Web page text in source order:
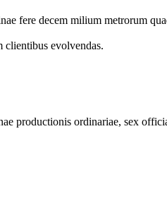
fere decem milium metrorum
clientibus evolvendas.
productionis ordinariae, sex